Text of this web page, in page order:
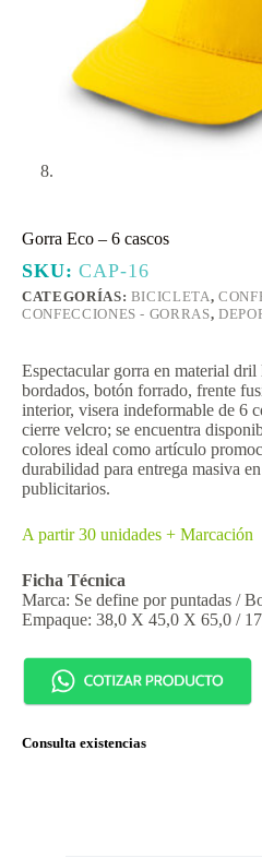
Gorra Eco – 6 cascos
SKU:CAP-16
CATEGORÍAS: BICICLETA,
CONFECCIONES - GORRAS,
Espectacular gorra en material
bordados, botón forrado, frente
interior, visera indeformable de 6
cierre velcro; se encuentra
colores ideal como artículo
durabilidad para entrega masiva
publicitarios.
A partir 30 unidades + Marcación
Ficha Técnica
Marca: Se define por puntadas /
Empaque: 38,0 X 45,0 X 65,0 /
Consulta existencias